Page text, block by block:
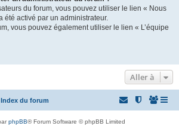
du forum, vous pouvez utiliser le lien « Nous
été activé par un administrateur.
vous pouvez également utiliser le lien « L’équipe
Aller à
Index du forum
phpBB® Forum Software © phpBB Limited